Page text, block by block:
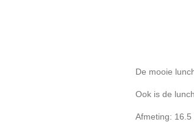
De mooie
Ook is de
Afmeting: 16.5